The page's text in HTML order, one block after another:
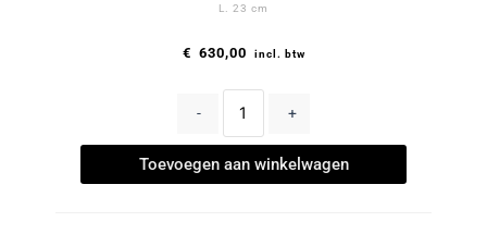
L. 23 cm
€ 630,00 incl. btw
- +
Toevoegen aan winkelwagen